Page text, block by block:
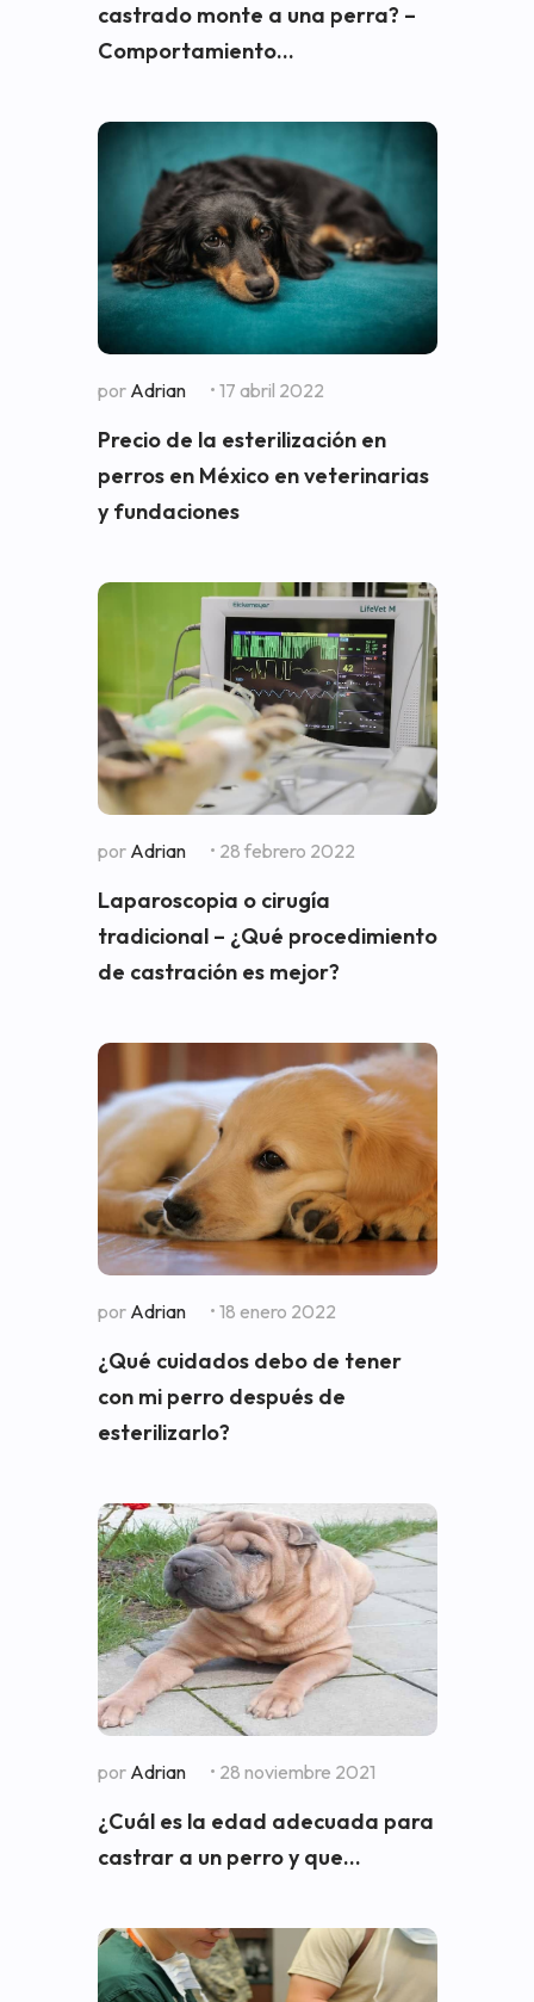
castrado monte a una perra? –
Comportamiento...
por Adrian • 17 abril 2022
Precio de la esterilización en
perros en México en veterinarias
y fundaciones
por Adrian • 28 febrero 2022
Laparoscopia o cirugía
tradicional – ¿Qué procedimiento
de castración es mejor?
por Adrian • 18 enero 2022
¿Qué cuidados debo de tener
con mi perro después de
esterilizarlo?
por Adrian • 28 noviembre 2021
¿Cuál es la edad adecuada para
castrar a un perro y que...